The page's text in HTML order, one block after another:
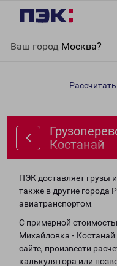
Ваш город Москва?
Костанай
Костанай
ПЭК доставляет грузы
также в другие города
авиатранспортом.
С примерной
Михайловка -
сайте, произвести
калькулятора или